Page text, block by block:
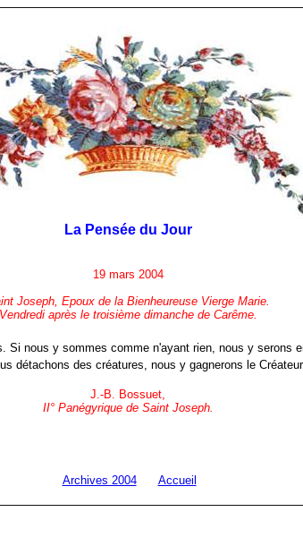
La Pensée du Jour
19 mars 2004
Joseph, Epoux de la Bienheureuse Vierge Marie.
Vendredi après le troisième dimanche de Carême.
Si nous y sommes comme n'ayant rien, nous y serons
détachons des créatures, nous y gagnerons le
J.-B. Bossuet,
II° Panégyrique de Saint Joseph.
Archives 2004 Accueil